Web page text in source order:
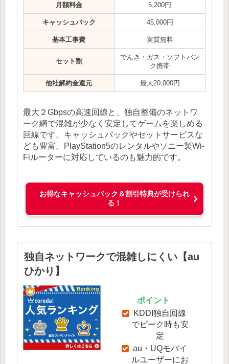
月額料金 5,200円
キャッシュバック 45,000円
基本工事費 実質無料
セット割
でんき・ガス・ソフトバン
ク携帯
他社解約金還元 最大20,000円
最大２Gbpsの高速回線と、独自整備のネットワ
ーク網で混雑が少なく安定してゲームを楽しめる
回線です。キャッシュバックやセットサービスな
ども豊富。PlayStation5のレンタルやソニー製Wi-
Fiルーターに対応しているのも魅力的です。
お得なキャッシュバック＆割引特典が受けられ
る！
独自ネットワークで混雑しにくい【au
ひかり】
ポイント
KDDI独自回線
でピーク時も安
定
au・UQモバイ
ルユーザーにお